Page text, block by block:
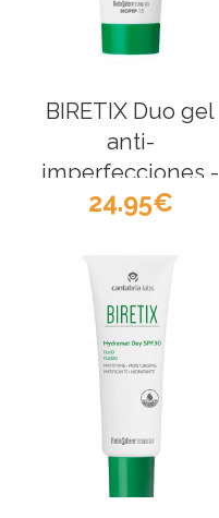
BIRETIX Duo gel
anti-
imperfecciones -
Cantabria Labs
24.95